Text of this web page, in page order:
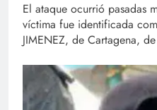
El ataque ocurrió pasadas
víctima fue identificada
JIMENEZ, de Cartagena,